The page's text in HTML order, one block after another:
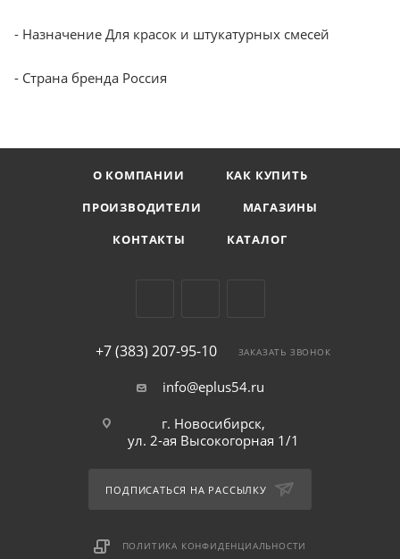
- Назначение Для красок и штукатурных смесей
- Страна бренда Россия
О КОМПАНИИ
КАК КУПИТЬ
ПРОИЗВОДИТЕЛИ
МАГАЗИНЫ
КОНТАКТЫ
КАТАЛОГ
+7 (383) 207-95-10 ЗАКАЗАТЬ ЗВОНОК
info@eplus54.ru
г. Новосибирск,
ул. 2-ая Высокогорная 1/1
ПОДПИСАТЬСЯ НА РАССЫЛКУ
ПОЛИТИКА КОНФИДЕНЦИАЛЬНОСТИ